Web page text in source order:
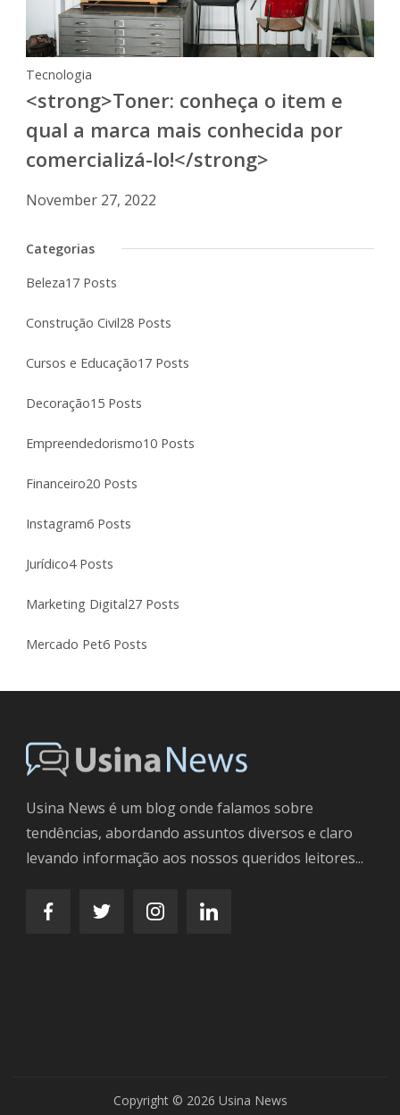
Tecnologia
<strong>Toner: conheça o item e
qual a marca mais conhecida por
comercializá-lo!</strong>
November 27, 2022
Categorias
Beleza17 Posts
Construção Civil28 Posts
Cursos e Educação17 Posts
Decoração15 Posts
Empreendedorismo10 Posts
Financeiro20 Posts
Instagram6 Posts
Jurídico4 Posts
Marketing Digital27 Posts
Mercado Pet6 Posts
Usina News é um blog onde falamos sobre
tendências, abordando assuntos diversos e claro
levando informação aos nossos queridos leitores...
Copyright © 2026 Usina News